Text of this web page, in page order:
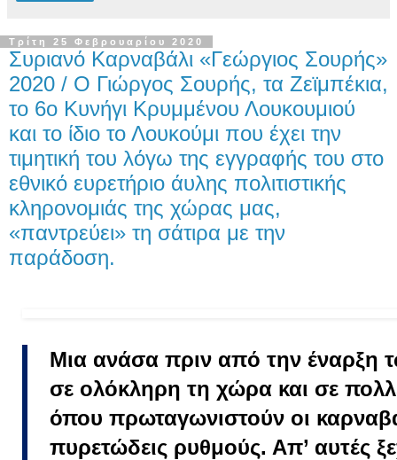
Τρίτη 25 Φεβρουαρίου 2020
Συριανό Καρναβάλι «Γεώργιος Σουρής»
2020 / Ο Γιώργος Σουρής, τα Ζεϊμπέκια,
το 6ο Κυνήγι Κρυμμένου Λουκουμιού
και το ίδιο το Λουκούμι που έχει την
τιμητική του λόγω της εγγραφής του στο
εθνικό ευρετήριο άυλης πολιτιστικής
κληρονομιάς της χώρας μας,
«παντρεύει» τη σάτιρα με την
παράδοση.
Μια ανάσα πριν από την έναρξη
σε ολόκληρη τη χώρα και σε
όπου πρωταγωνιστούν οι
πυρετώδεις ρυθμούς. Απ’ αυτές